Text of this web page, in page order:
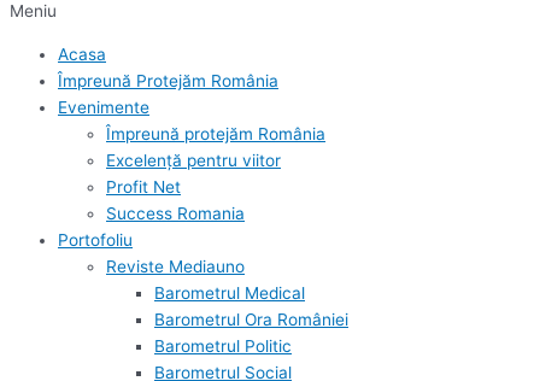
Meniu
Acasa
Împreună Protejăm România
Evenimente
Împreună protejăm România
Excelență pentru viitor
Profit Net
Success Romania
Portofoliu
Reviste Mediauno
Barometrul Medical
Barometrul Ora României
Barometrul Politic
Barometrul Social